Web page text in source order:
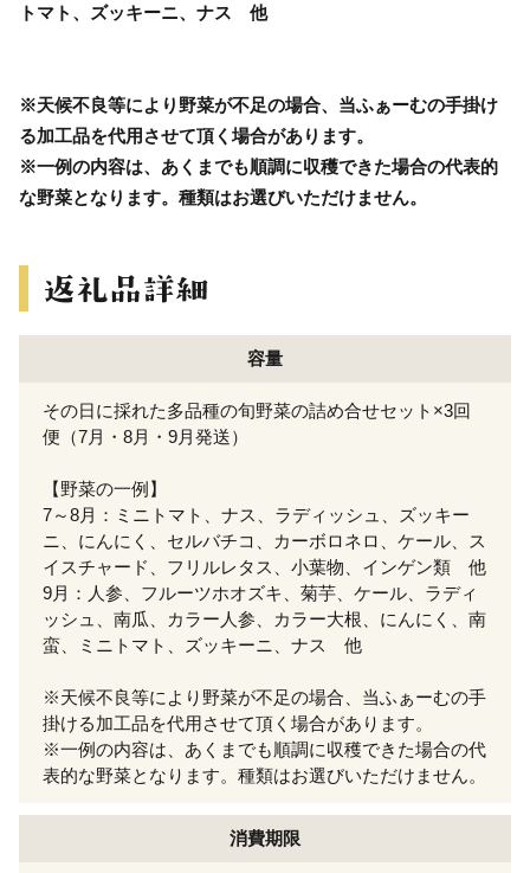
トマト、ズッキーニ、ナス 他
※天候不良等により野菜が不足の場合、当ふぁーむの手掛け
る加工品を代用させて頂く場合があります。
※一例の内容は、あくまでも順調に収穫できた場合の代表的
な野菜となります。種類はお選びいただけません。
容量
その日に採れた多品種の旬野菜の詰め合せセット×3回
便（7月・8月・9月発送）
【野菜の一例】
7～8月：ミニトマト、ナス、ラディッシュ、ズッキー
ニ、にんにく、セルバチコ、カーボロネロ、ケール、ス
イスチャード、フリルレタス、小葉物、インゲン類 他
9月：人参、フルーツホオズキ、菊芋、ケール、ラディ
ッシュ、南瓜、カラー人参、カラー大根、にんにく、南
蛮、ミニトマト、ズッキーニ、ナス 他
※天候不良等により野菜が不足の場合、当ふぁーむの手
掛ける加工品を代用させて頂く場合があります。
※一例の内容は、あくまでも順調に収穫できた場合の代
表的な野菜となります。種類はお選びいただけません。
消費期限